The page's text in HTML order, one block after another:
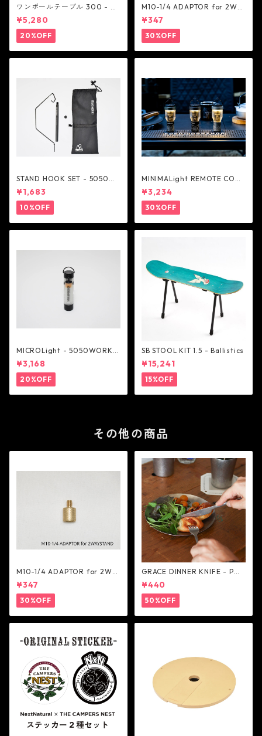
ワンポールテーブル 300 - be
lmont
¥5,280
20%OFF
M10-1/4 ADAPTOR for 2WA
Y STAND - 5050WORKSHOP
¥347
30%OFF
STAND HOOK SET - 5050W
ORKSHOP
¥1,683
10%OFF
MINIMALight REMOTE CONT
ROL 2.0 - 5050WORKSHOP
¥3,234
30%OFF
MICROLight - 5050WORKS
HOP
¥3,168
20%OFF
SB STOOL KIT 1.5 - Ballistics
¥15,241
15%OFF
その他の商品
M10-1/4 ADAPTOR for 2WA
Y STAND - 5050WORKSHOP
¥347
30%OFF
GRACE DINNER KNIFE - POS
T GENERAL
¥440
50%OFF